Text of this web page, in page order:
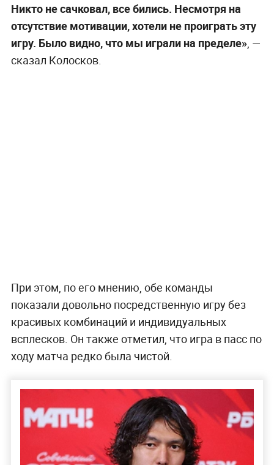
Никто не сачковал, все бились. Несмотря на
отсутствие мотивации, хотели не проиграть эту
игру. Было видно, что мы играли на пределе», —
сказал Колосков.
При этом, по его мнению, обе команды
показали довольно посредственную игру без
красивых комбинаций и индивидуальных
всплесков. Он также отметил, что игра в пасс по
ходу матча редко была чистой.